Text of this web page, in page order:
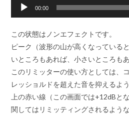
声
00:00
この状態はノンエフェクトです。
ピーク（波形の山が高くなっている
いところもあれば、小さいところもあ
このリミッターの使い方としては、
レッショルドを超えた音を抑えるよ
上の赤い線（この画面では+12dBと
関してはリミッティングされるよう